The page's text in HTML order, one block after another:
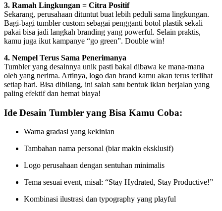
3. Ramah Lingkungan = Citra Positif
Sekarang, perusahaan dituntut buat lebih peduli sama lingkungan.
Bagi-bagi tumbler custom sebagai pengganti botol plastik sekali
pakai bisa jadi langkah branding yang powerful. Selain praktis,
kamu juga ikut kampanye “go green”. Double win!
4. Nempel Terus Sama Penerimanya
Tumbler yang desainnya unik pasti bakal dibawa ke mana-mana
oleh yang nerima. Artinya, logo dan brand kamu akan terus terlihat
setiap hari. Bisa dibilang, ini salah satu bentuk iklan berjalan yang
paling efektif dan hemat biaya!
Ide Desain Tumbler yang Bisa Kamu Coba:
Warna gradasi yang kekinian
Tambahan nama personal (biar makin eksklusif)
Logo perusahaan dengan sentuhan minimalis
Tema sesuai event, misal: “Stay Hydrated, Stay Productive!”
Kombinasi ilustrasi dan typography yang playful